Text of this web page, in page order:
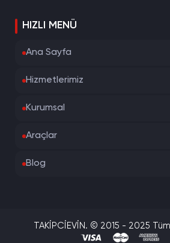
HIZLI MENÜ
Ana Sayfa
Hizmetlerimiz
Kurumsal
Araçlar
Blog
TAKİPCİEVİN. © 2015 - 2025 Tüm